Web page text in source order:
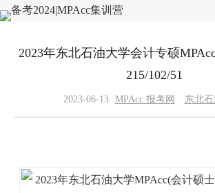
2023年东北石油大学会计专硕
215/102/51
2023-06-13 MPAcc 报考网 东北